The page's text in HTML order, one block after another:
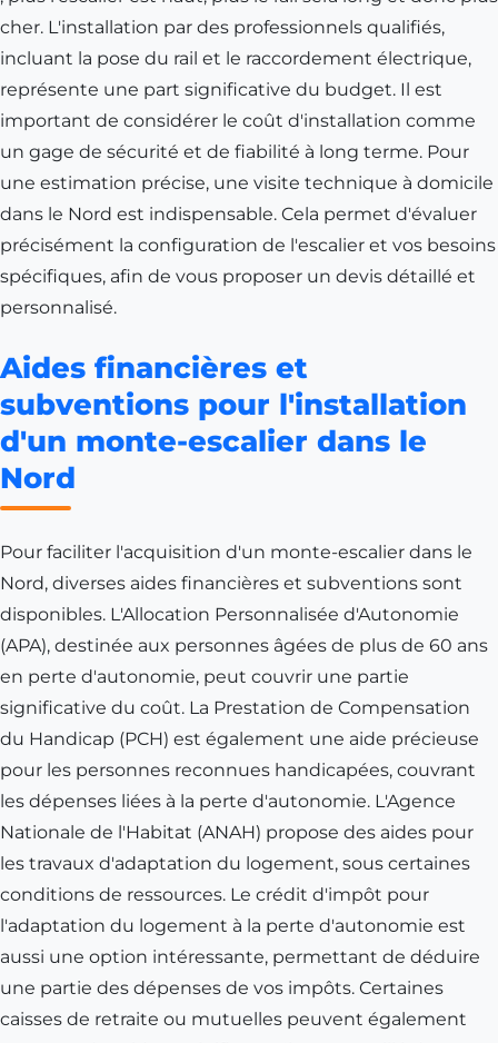
cher. L'installation par des professionnels qualifiés,
incluant la pose du rail et le raccordement électrique,
représente une part significative du budget. Il est
important de considérer le coût d'installation comme
un gage de sécurité et de fiabilité à long terme. Pour
une estimation précise, une visite technique à domicile
dans le Nord est indispensable. Cela permet d'évaluer
précisément la configuration de l'escalier et vos besoins
spécifiques, afin de vous proposer un devis détaillé et
personnalisé.
Aides financières et
subventions pour l'installation
d'un monte-escalier dans le
Nord
Pour faciliter l'acquisition d'un monte-escalier dans le
Nord, diverses aides financières et subventions sont
disponibles. L'Allocation Personnalisée d'Autonomie
(APA), destinée aux personnes âgées de plus de 60 ans
en perte d'autonomie, peut couvrir une partie
significative du coût. La Prestation de Compensation
du Handicap (PCH) est également une aide précieuse
pour les personnes reconnues handicapées, couvrant
les dépenses liées à la perte d'autonomie. L'Agence
Nationale de l'Habitat (ANAH) propose des aides pour
les travaux d'adaptation du logement, sous certaines
conditions de ressources. Le crédit d'impôt pour
l'adaptation du logement à la perte d'autonomie est
aussi une option intéressante, permettant de déduire
une partie des dépenses de vos impôts. Certaines
caisses de retraite ou mutuelles peuvent également